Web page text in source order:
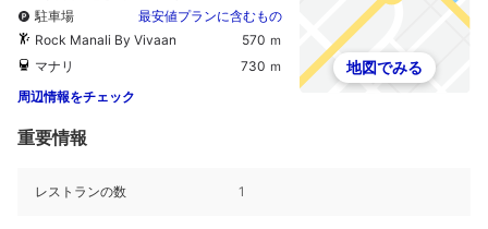
駐車場
最安値プランに含むもの
Rock Manali By Vivaan
570 ｍ
マナリ
730 ｍ
周辺情報をチェック
地図でみる
重要情報
レストランの数 1